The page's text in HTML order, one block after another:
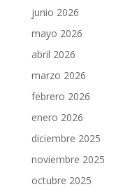
junio 2026
mayo 2026
abril 2026
marzo 2026
febrero 2026
enero 2026
diciembre 2025
noviembre 2025
octubre 2025